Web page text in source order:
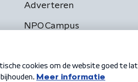
Adverteren
NPO Campus